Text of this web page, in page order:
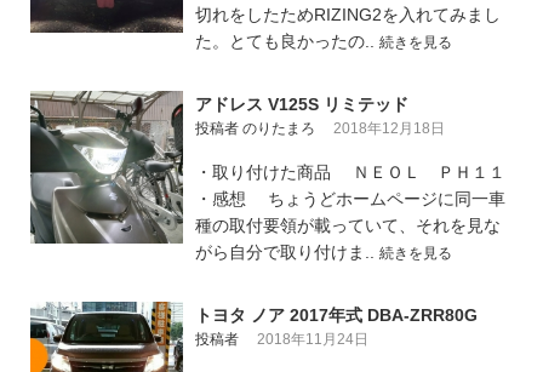
切れをしたためRIZING2を入れてみまし
た。とても良かったの.. 続きを見る
アドレス V125S リミテッド
投稿者 のりたまろ 2018年12月18日
・取り付けた商品 ＮＥＯＬ ＰＨ１１
・感想 ちょうどホームページに同一車
種の取付要領が載っていて、それを見な
がら自分で取り付けま.. 続きを見る
トヨタ ノア 2017年式 DBA-ZRR80G
投稿者 2018年11月24日